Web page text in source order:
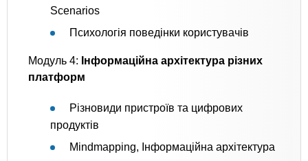
Scenarios
Психологія поведінки користувачів
Модуль 4: Інформаційна архітектура різних
платформ
Різновиди пристроїв та цифрових
продуктів
Mindmapping, Інформаційна архітектура